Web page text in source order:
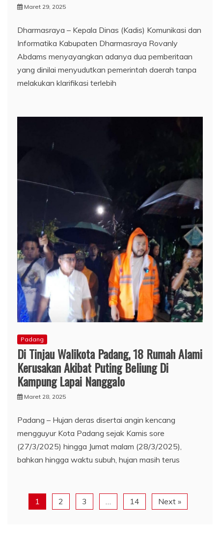
Maret 29, 2025
Dharmasraya – Kepala Dinas (Kadis) Komunikasi dan
Informatika Kabupaten Dharmasraya Rovanly
Abdams menyayangkan adanya dua pemberitaan
yang dinilai menyudutkan pemerintah daerah tanpa
melakukan klarifikasi terlebih
Padang
Di Tinjau Walikota Padang, 18 Rumah Alami
Kerusakan Akibat Puting Beliung Di
Kampung Lapai Nanggalo
Maret 28, 2025
Padang – Hujan deras disertai angin kencang
mengguyur Kota Padang sejak Kamis sore
(27/3/2025) hingga Jumat malam (28/3/2025),
bahkan hingga waktu subuh, hujan masih terus
1 2 3 14 Next »